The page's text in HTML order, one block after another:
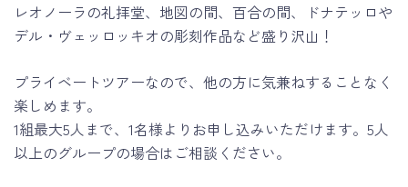
レオノーラの礼拝堂、地図の間、百合の間、ドナテッロや
デル・ヴェッロッキオの彫刻作品など盛り沢山！
プライベートツアーなので、他の方に気兼ねすることなく
楽しめます。
1組最大5人まで、1名様よりお申し込みいただけます。5人
以上のグループの場合はご相談ください。